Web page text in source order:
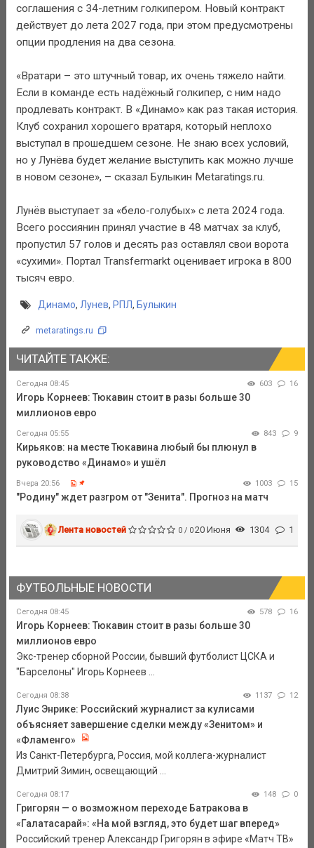
соглашения с 34-летним голкипером. Новый контракт
действует до лета 2027 года, при этом предусмотрены
опции продления на два сезона.
«Вратари – это штучный товар, их очень тяжело найти.
Если в команде есть надёжный голкипер, с ним надо
продлевать контракт. В «Динамо» как раз такая история.
Клуб сохранил хорошего вратаря, который неплохо
выступал в прошедшем сезоне. Не знаю всех условий,
но у Лунёва будет желание выступить как можно лучше
в новом сезоне», – сказал Булыкин Metaratings.ru.
Лунёв выступает за «бело-голубых» с лета 2024 года.
Всего россиянин принял участие в 48 матчах за клуб,
пропустил 57 голов и десять раз оставлял свои ворота
«сухими». Портал Transfermarkt оценивает игрока в 800
тысяч евро.
Динамо, Лунев, РПЛ, Булыкин
metaratings.ru
ЧИТАЙТЕ ТАКЖЕ:
Сегодня 08:45 603 16
Игорь Корнеев: Тюкавин стоит в разы больше 30
миллионов евро
Сегодня 05:55 843 9
Кирьяков: на месте Тюкавина любый бы плюнул в
руководство «Динамо» и ушёл
Вчера 20:56 1003 15
"Родину" ждет разгром от "Зенита". Прогноз на матч
Лента новостей 0 / 020 Июня 1304 1
ФУТБОЛЬНЫЕ НОВОСТИ
Сегодня 08:45 578 16
Игорь Корнеев: Тюкавин стоит в разы больше 30
миллионов евро
Экс-тренер сборной России, бывший футболист ЦСКА и
"Барселоны" Игорь Корнеев ...
Сегодня 08:38 1137 12
Луис Энрике: Российский журналист за кулисами
объясняет завершение сделки между «Зенитом» и
«Фламенго»
Из Санкт-Петербурга, Россия, мой коллега-журналист
Дмитрий Зимин, освещающий ...
Сегодня 08:17 148 0
Григорян — о возможном переходе Батракова в
«Галатасарай»: «На мой взгляд, это будет шаг вперед»
Российский тренер Александр Григорян в эфире «Матч ТВ»